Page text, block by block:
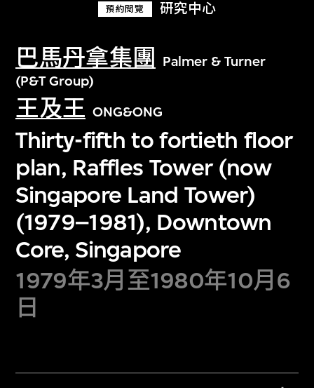
預約閱覽 研究中心
巴馬丹拿集團
Palmer & Turner
(P&T Group)
王及王 ONG&ONG
Thirty-fifth to fortieth floor
plan, Raffles Tower (now
Singapore Land Tower)
(1979–1981), Downtown
Core, Singapore
1979年3月至1980年10月6
日
探索世界頂級的二十及二十一世紀視覺
文化藏品。